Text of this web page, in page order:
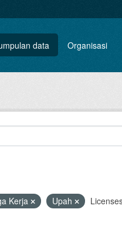
data Organisasi
Kerja Upah